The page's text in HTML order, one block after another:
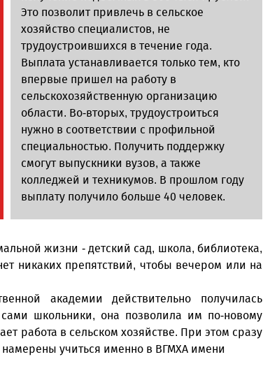
Это позволит привлечь в сельское
хозяйство специалистов, не
трудоустроившихся в течение года.
Выплата устанавливается только тем, кто
впервые пришел на работу в
сельскохозяйственную организацию
области. Во-вторых, трудоустроиться
нужно в соответствии с профильной
специальностью. Получить поддержку
смогут выпускники вузов, а также
колледжей и техникумов. В прошлом году
выплату получило больше 40 человек.
жизни - детский сад, школа, библиотека,
никаких препятствий, чтобы вечером или на
академии действительно получилась
школьники, она позволила им по-новому
работа в сельском хозяйстве. При этом сразу
учиться именно в ВГМХА имени